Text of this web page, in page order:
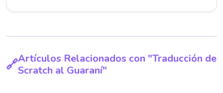
Artículos Relacionados con "Traducción de
Scratch al Guaraní"